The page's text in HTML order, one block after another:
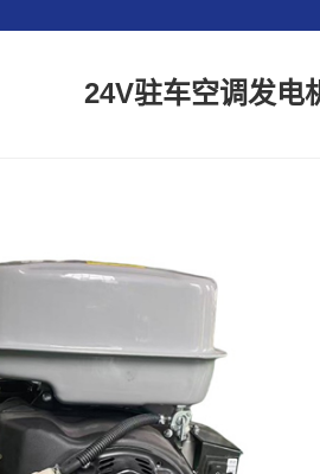
24V驻车空调发电